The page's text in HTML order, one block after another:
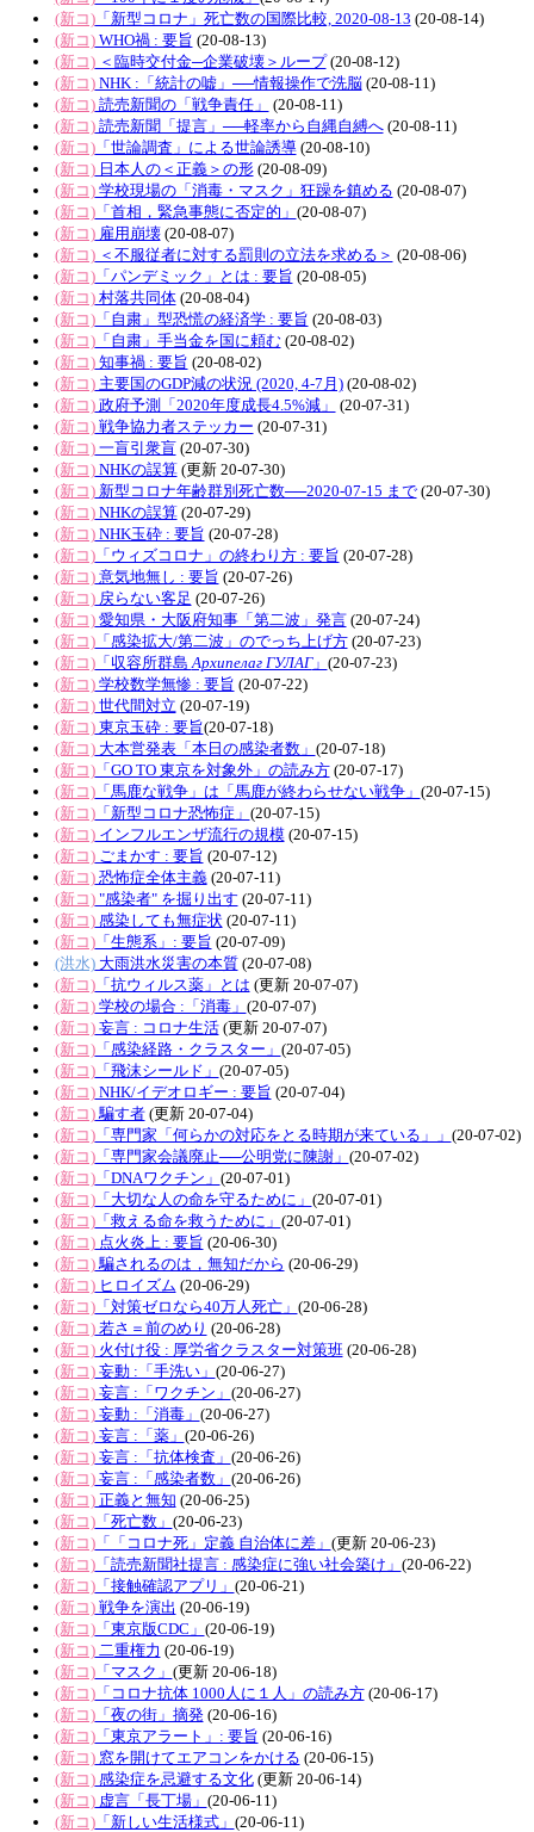
(新コ)「新型コロナ」死亡数の国際比較, 2020-08-13 (20-08-14)
(新コ)WHO禍 : 要旨 (20-08-13)
(新コ)＜臨時交付金─企業破壊＞ループ(20-08-12)
(新コ)NHK :「統計の嘘」──情報操作で洗脳(20-08-11)
(新コ)読売新聞の「戦争責任」
(20-08-11)
(新コ)読売新聞「提言」──軽率から自縄自縛へ(20-08-11)
(新コ)「世論調査」による世論誘導(20-08-10)
(新コ)日本人の＜正義＞の形(20-08-09)
(新コ)学校現場の「消毒・マスク」狂躁を鎮める (20-08-07)
(新コ)「首相，緊急事態に否定的」 (20-08-07)
(新コ)雇用崩壊(20-08-07)
(新コ)＜不服従者に対する罰則の立法を求める＞ (20-08-06)
(新コ)「パンデミック」とは : 要旨 (20-08-05)
(新コ)村落共同体(20-08-04)
(新コ)「自粛」型恐慌の経済学 : 要旨 (20-08-03)
(新コ)「自粛」手当金を国に頼む(20-08-02)
(新コ)知事禍 : 要旨 (20-08-02)
(新コ)主要国のGDP減の状況 (2020, 4-7月)(20-08-02)
(新コ)政府予測「2020年度成長4.5%減」
(20-07-31)
(新コ)戦争協力者ステッカー (20-07-31)
(新コ)一盲引衆盲(20-07-30)
(新コ)NHKの誤算(更新 20-07-30)
(新コ)新型コロナ年齢群別死亡数──2020-07-15 まで(20-07-30)
(新コ)NHKの誤算(20-07-29)
(新コ)NHK玉砕 : 要旨 (20-07-28)
(新コ)「ウィズコロナ」の終わり方 : 要旨 (20-07-28)
(新コ)意気地無し : 要旨 (20-07-26)
(新コ)戻らない客足 (20-07-26)
(新コ)愛知県・大阪府知事「第二波」発言(20-07-24)
(新コ)「感染拡大/第二波」のでっち上げ方(20-07-23)
(新コ)「収容所群島Архипелаг ГУЛАГ」 (20-07-23)
(新コ)学校数学無惨 : 要旨 (20-07-22)
(新コ)世代間対立 (20-07-19)
(新コ)東京玉砕 : 要旨(20-07-18)
(新コ)大本営発表「本日の感染者数」 (20-07-18)
(新コ)「GO TO 東京を対象外」の読み方(20-07-17)
(新コ)「馬鹿な戦争」は「馬鹿が終わらせない戦争」 (20-07-15)
(新コ)「新型コロナ恐怖症」 (20-07-15)
(新コ)インフルエンザ流行の規模(20-07-15)
(新コ)ごまかす : 要旨 (20-07-12)
(新コ)恐怖症全体主義(20-07-11)
(新コ)"感染者" を掘り出す (20-07-11)
(新コ)感染しても無症状 (20-07-11)
(新コ)「生態系」: 要旨 (20-07-09)
(洪水)大雨洪水災害の本質(20-07-08)
(新コ)「抗ウィルス薬」とは (更新 20-07-07)
(新コ)学校の場合 :「消毒」 (20-07-07)
(新コ)妄言 : コロナ生活(更新 20-07-07)
(新コ)「感染経路・クラスター」 (20-07-05)
(新コ)「飛沫シールド」 (20-07-05)
(新コ)NHK/イデオロギー : 要旨 (20-07-04)
(新コ)騙す者(更新 20-07-04)
(新コ)「専門家「何らかの対応をとる時期が来ている」」 (20-07-02)
(新コ)「専門家会議廃止──公明党に陳謝」 (20-07-02)
(新コ)「DNAワクチン」 (20-07-01)
(新コ)「大切な人の命を守るために」 (20-07-01)
(新コ)「救える命を救うために」 (20-07-01)
(新コ)点火炎上 : 要旨 (20-06-30)
(新コ)騙されるのは，無知だから (20-06-29)
(新コ)ヒロイズム (20-06-29)
(新コ)「対策ゼロなら40万人死亡」 (20-06-28)
(新コ)若さ＝前のめり (20-06-28)
(新コ)火付け役 : 厚労省クラスター対策班(20-06-28)
(新コ)妄動 :「手洗い」 (20-06-27)
(新コ)妄言 :「ワクチン」 (20-06-27)
(新コ)妄動 :「消毒」 (20-06-27)
(新コ)妄言 :「薬」 (20-06-26)
(新コ)妄言 :「抗体検査」 (20-06-26)
(新コ)妄言 :「感染者数」 (20-06-26)
(新コ)正義と無知 (20-06-25)
(新コ)「死亡数」 (20-06-23)
(新コ)「「コロナ死」定義 自治体に差」 (更新 20-06-23)
(新コ)「読売新聞社提言 : 感染症に強い社会築け」 (20-06-22)
(新コ)「接触確認アプリ」 (20-06-21)
(新コ)戦争を演出 (20-06-19)
(新コ)「東京版CDC」 (20-06-19)
(新コ)二重権力 (20-06-19)
(新コ)「マスク」 (更新 20-06-18)
(新コ)「コロナ抗体 1000人に１人」の読み方(20-06-17)
(新コ)「夜の街」摘発(20-06-16)
(新コ)「東京アラート」: 要旨 (20-06-16)
(新コ)窓を開けてエアコンをかける (20-06-15)
(新コ)感染症を忌避する文化(更新 20-06-14)
(新コ)虚言「長丁場」 (20-06-11)
(新コ)「新しい生活様式」 (20-06-11)